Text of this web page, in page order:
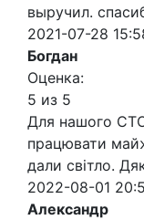
выручил.
2021-07-28
Богдан
Оценка:
5 из 5
Для нашого
працювати
дали світло.
2022-08-01
Александр